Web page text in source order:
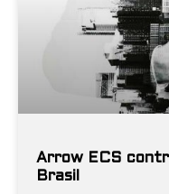
Arrow ECS
Brasil